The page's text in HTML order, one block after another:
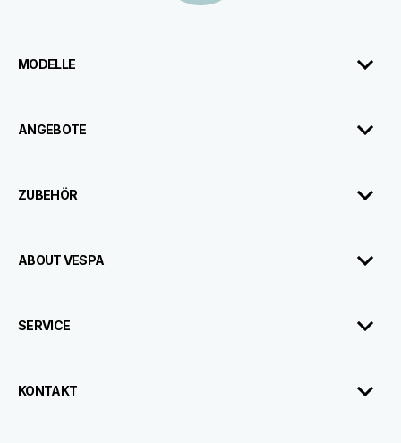
MODELLE
ANGEBOTE
ZUBEHÖR
ABOUT VESPA
SERVICE
KONTAKT